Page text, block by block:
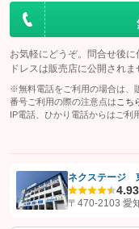
お気軽にどうぞ。問合せ後
ドレスは販売店に公開されま
※無料電話をご利用の場合は、
番号ご利用の際の注意点は こち
IP電話、ひかり電話からはご利
【STEP1】認証画面でグー
ネクステージ
4.9
〒470-2103 愛